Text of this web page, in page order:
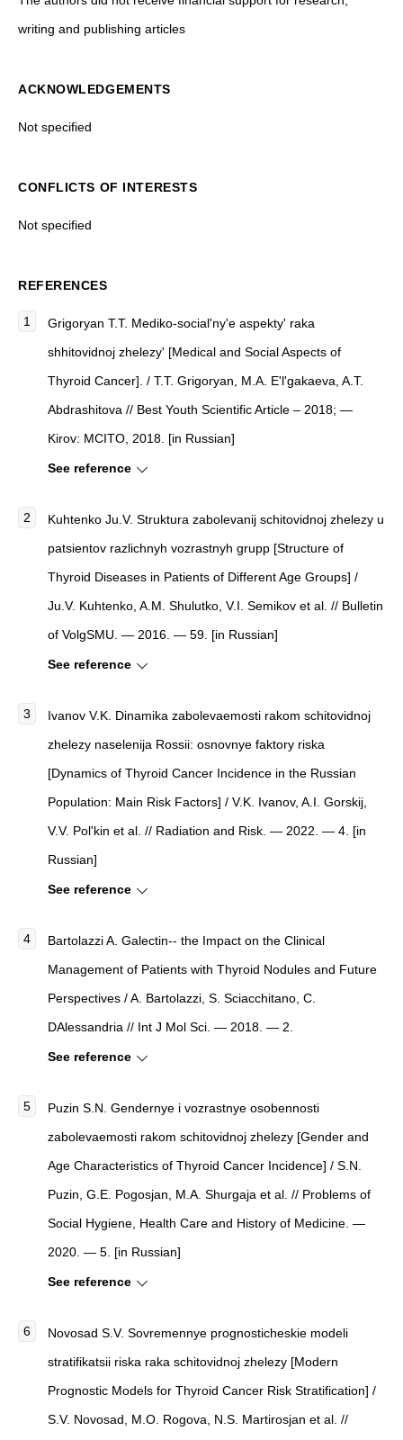
writing and publishing articles
ACKNOWLEDGEMENTS
Not specified
CONFLICTS OF INTERESTS
Not specified
REFERENCES
Grigoryan T.T. Mediko-social'ny'e aspekty' raka
shhitovidnoj zhelezy' [Medical and Social Aspects of
Thyroid Cancer] . / T.T. Grigoryan, M.A. E'l'gakaeva, A.T.
Abdrashitova // Best Youth Scientific Article – 2018; —
Kirov: MCITO, 2018. [in Russian]
See reference
Kuhtenko Ju.V. Struktura zabolevanij schitovidnoj zhelezy u
patsientov razlichnyh vozrastnyh grupp [Structure of
Thyroid Diseases in Patients of Different Age Groups] /
Ju.V. Kuhtenko, A.M. Shulutko, V.I. Semikov et al. // Bulletin
of VolgSMU. — 2016. — 59. [in Russian]
See reference
Ivanov V.K. Dinamika zabolevaemosti rakom schitovidnoj
zhelezy naselenija Rossii: osnovnye faktory riska
[Dynamics of Thyroid Cancer Incidence in the Russian
Population: Main Risk Factors] / V.K. Ivanov, A.I. Gorskij,
V.V. Pol'kin et al. // Radiation and Risk. — 2022. — 4. [in
Russian]
See reference
Bartolazzi A. Galectin-- the Impact on the Clinical
Management of Patients with Thyroid Nodules and Future
Perspectives / A. Bartolazzi, S. Sciacchitano, C.
DAlessandria // Int J Mol Sci . — 2018. — 2.
See reference
Puzin S.N. Gendernye i vozrastnye osobennosti
zabolevaemosti rakom schitovidnoj zhelezy [Gender and
Age Characteristics of Thyroid Cancer Incidence] / S.N.
Puzin, G.E. Pogosjan, M.A. Shurgaja et al. // Problems of
Social Hygiene, Health Care and History of Medicine. —
2020. — 5. [in Russian]
See reference
Novosad S.V. Sovremennye prognosticheskie modeli
stratifikatsii riska raka schitovidnoj zhelezy [Modern
Prognostic Models for Thyroid Cancer Risk Stratification] /
S.V. Novosad, M.O. Rogova, N.S. Martirosjan et al. //